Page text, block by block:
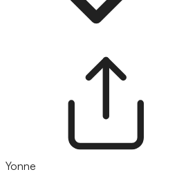
Yonne